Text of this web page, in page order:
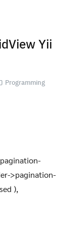
Yii
Programming
>pagination-
),